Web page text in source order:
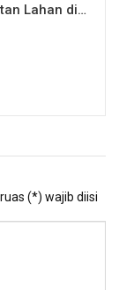
Lahan di…
(*) wajib diisi